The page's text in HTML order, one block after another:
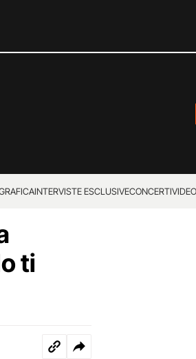
INTERVISTE ESCLUSIVECONCERTI
ti